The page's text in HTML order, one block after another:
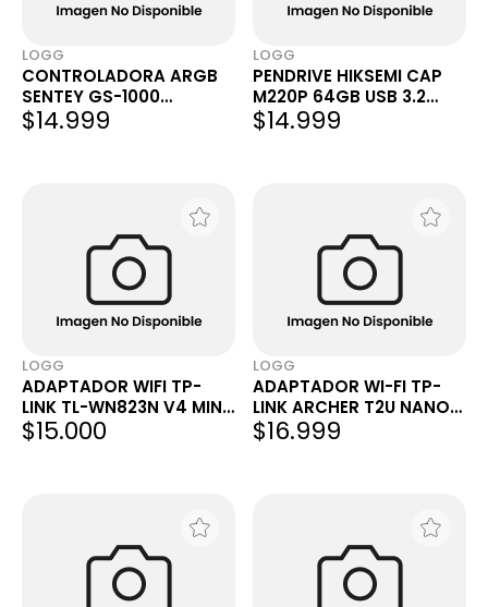
LOGG
CONTROLADORA ARGB
SENTEY GS-1000
9XPWM+ARGB C/ CTRL.
REMOTO
$14.999
LOGG
PENDRIVE HIKSEMI CAP
M220P 64GB USB 3.2
GEN1 BLANCO
$14.999
LOGG
ADAPTADOR WIFI TP-
LINK TL-WN823N V4 MINI
USB 2.0 2.4GHZ 300MBPS
WPS SOFTAP
$15.000
LOGG
ADAPTADOR WI-FI TP-
LINK ARCHER T2U NANO
USB AC600 DUAL BAND
5GHZ
$16.999